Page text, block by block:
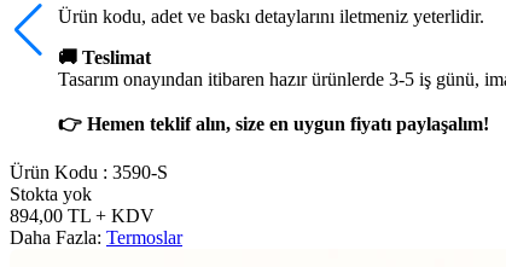
Ürün kodu, adet ve baskı detaylarını iletmeniz yeterlidir.
🚚 Teslimat
Tasarım onayından itibaren hazır ürünlerde 3-5 iş günü,
👉 Hemen teklif alın, size en uygun fiyatı paylaşalım!
Ürün Kodu : 3590-S
Stokta yok
894,00 TL + KDV
Daha Fazla: Termoslar